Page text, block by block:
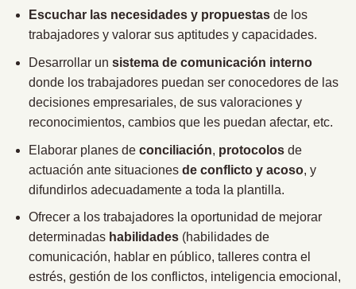
Escuchar las necesidades y propuestasde los
trabajadores y valorar sus aptitudes y capacidades.
Desarrollar un sistema de comunicación interno
donde los trabajadores puedan ser conocedores de las
decisiones empresariales, de sus valoraciones y
reconocimientos, cambios que les puedan afectar, etc.
Elaborar planes de conciliación, protocolosde
actuación ante situaciones de conflicto y acoso, y
difundirlos adecuadamente a toda la plantilla.
Ofrecer a los trabajadores la oportunidad de mejorar
determinadas habilidades(habilidades de
comunicación, hablar en público, talleres contra el
estrés, gestión de los conflictos, inteligencia emocional,